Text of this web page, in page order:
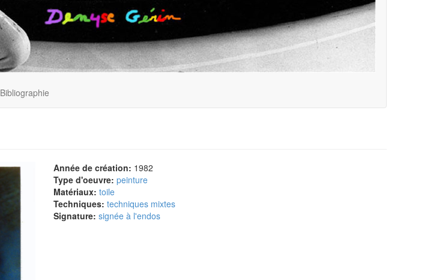
Bibliographie
Année de création: 1982
Type d'oeuvre: peinture
Matériaux: toile
Techniques: techniques mixtes
Signature: signée à l'endos